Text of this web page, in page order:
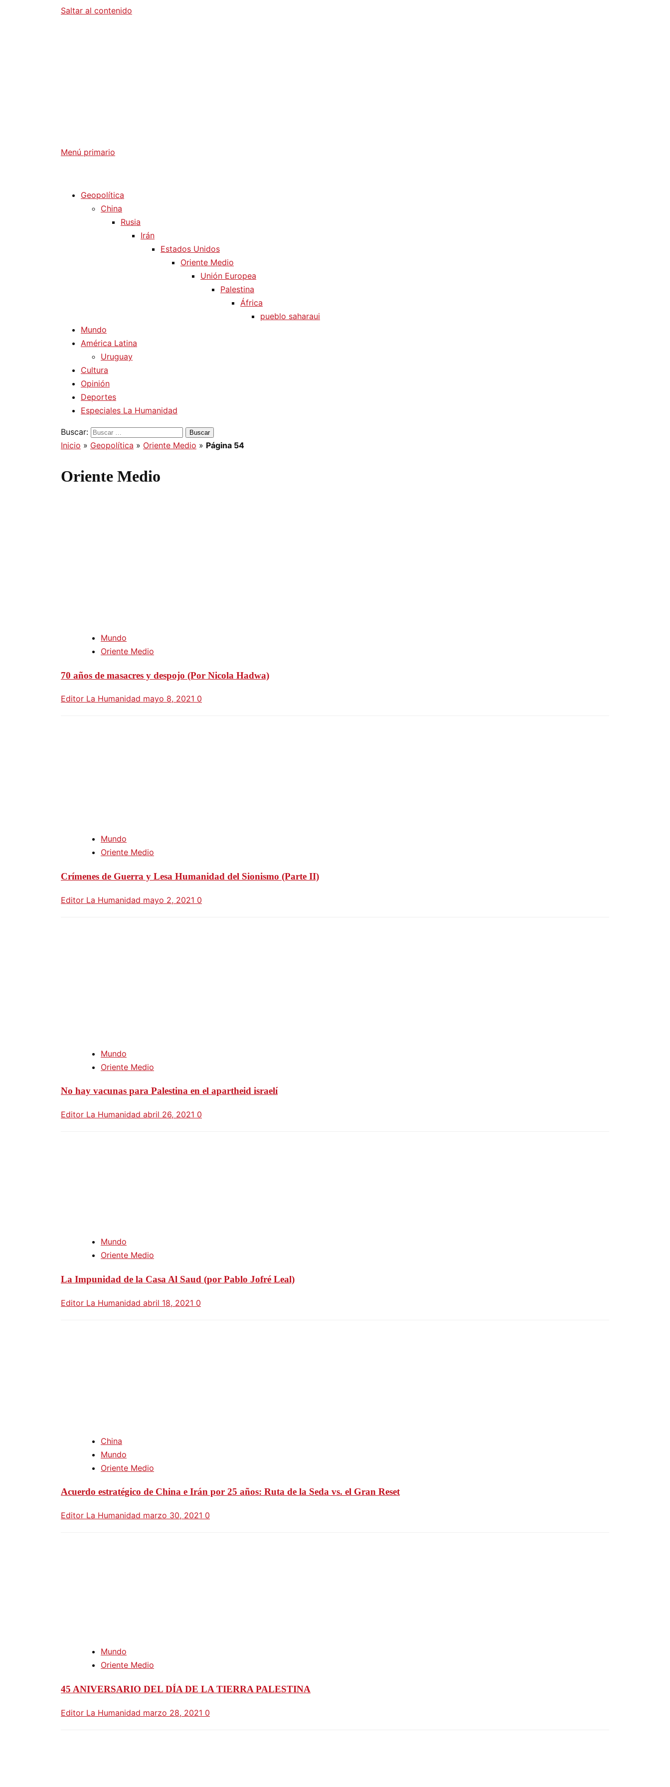
Saltar al contenido
Menú primario
Geopolítica
China
Rusia
Irán
Estados Unidos
Oriente Medio
Unión Europea
Palestina
África
pueblo saharaui
Mundo
América Latina
Uruguay
Cultura
Opinión
Deportes
Especiales La Humanidad
Buscar:
Inicio » Geopolítica » Oriente Medio » Página 54
Oriente Medio
Mundo
Oriente Medio
70 años de masacres y despojo (Por Nicola Hadwa)
Editor La Humanidad mayo 8, 2021 0
Mundo
Oriente Medio
Crímenes de Guerra y Lesa Humanidad del Sionismo (Parte II)
Editor La Humanidad mayo 2, 2021 0
Mundo
Oriente Medio
No hay vacunas para Palestina en el apartheid israelí
Editor La Humanidad abril 26, 2021 0
Mundo
Oriente Medio
La Impunidad de la Casa Al Saud (por Pablo Jofré Leal)
Editor La Humanidad abril 18, 2021 0
China
Mundo
Oriente Medio
Acuerdo estratégico de China e Irán por 25 años: Ruta de la Seda vs. el Gran Reset
Editor La Humanidad marzo 30, 2021 0
Mundo
Oriente Medio
45 ANIVERSARIO DEL DÍA DE LA TIERRA PALESTINA
Editor La Humanidad marzo 28, 2021 0